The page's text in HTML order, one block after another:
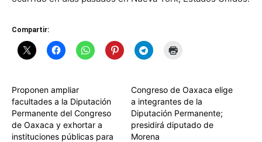
Compartir:
Proponen ampliar
facultades a la Diputación
Permanente del Congreso
de Oaxaca y exhortar a
instituciones públicas para
Congreso de Oaxaca elige
a integrantes de la
Diputación Permanente;
presidirá diputado de
Morena